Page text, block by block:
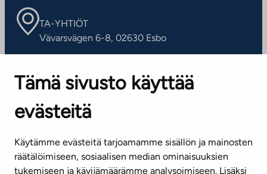
Tämä sivusto käyttää
evästeitä
Käytämme evästeitä tarjoamamme sisällön ja mainosten
räätälöimiseen, sosiaalisen median ominaisuuksien
tukemiseen ja kävijämäärämme analysoimiseen. Lisäksi
TA-YHTIÖT
Vävarsvägen 6-8, 02630 Esbo
Kontaktinformation
KUNDSERVICE
(vardagar kl. 8–16)